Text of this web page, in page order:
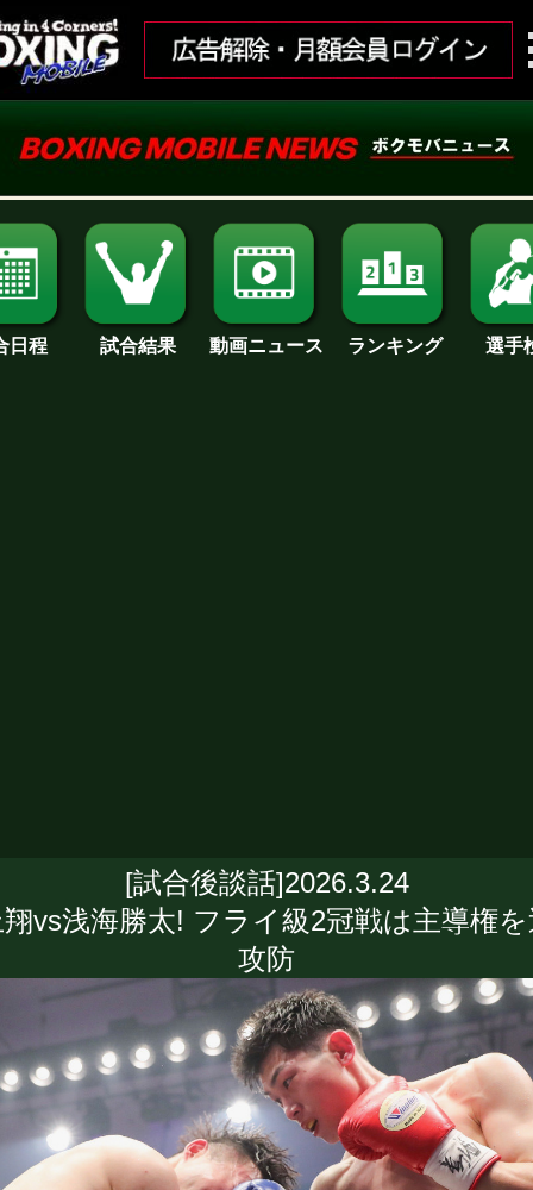
日程 試合結果 動画ニュース ランキング 選手
[試合後談話]2026.3.24
vs浅海勝太! フライ級2冠戦は主導権
攻防